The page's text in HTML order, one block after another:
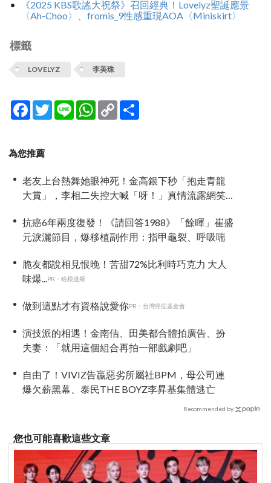
《2025 KBS歌謠大祝祭》召回經典！Lovelyz聖誕應景
〈Ah-Choo〉、fromis_9性感重現AOA〈Miniskirt〉
標籤
LOVELYZ 李美珠
Facebook
TwitterLine WhatsApp
Copy
Link
為您推薦
老友上台熱舞她眼神死！金高銀下秒「抱走青龍
大賞」，李相二失控大喊「呀！」真情流露網笑
抗癌6年兩度復發！《請回答1988》「餘暉」崔盛
元淚灑節目，爆移植副作用：指甲龜裂、呼吸喘
脆友都說相見恨晚！苦甜72%比利時巧克力 大人
味爆...PR・哈根達斯
做到這點才有資格說愛你PR・台灣癌症基金會
演技派的相遇！金南佶、田美都合體拍廣告、扮
夫妻：「就用這個組合再拍一部戲劇吧」
自由了！VIVIZ告贏惡劣所屬社BPM，母公司連
爆欠薪黑幕、泰民THE BOYZ李昇基集體逃亡
Recommended by
您也可能喜歡這些文章